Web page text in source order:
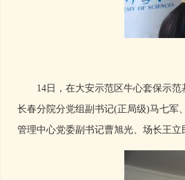
14日，在大安示范区牛心套保示范基
长春分院分党组副书记(正局级)马七军
管理中心党委副书记曹旭光、场长王